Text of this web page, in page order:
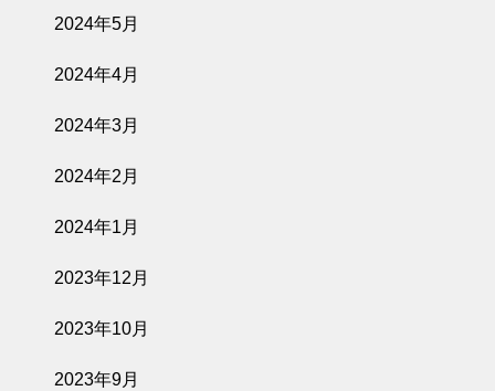
2024年5月
2024年4月
2024年3月
2024年2月
2024年1月
2023年12月
2023年10月
2023年9月